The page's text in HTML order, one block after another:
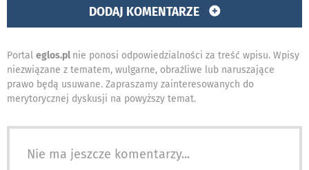
DODAJ KOMENTARZE
Portal eglos.pl nie ponosi odpowiedzialności za treść wpisu. Wpisy
niezwiązane z tematem, wulgarne, obraźliwe lub naruszające
prawo będą usuwane. Zapraszamy zainteresowanych do
merytorycznej dyskusji na powyższy temat.
Nie ma jeszcze komentarzy...